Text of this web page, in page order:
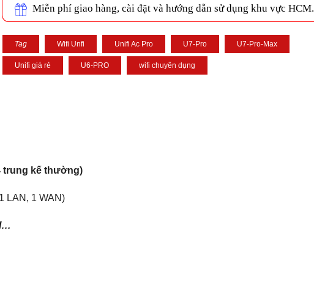
Miễn phí giao hàng, cài đặt và hướng dẫn sử dụng khu vực HCM.
Tag Wifi Unfi Unifi Ac Pro U7-Pro U7-Pro-Max
Unifi giá rẻ U6-PRO wifi chuyên dụng
trung kế thường)
LAN, 1 WAN)